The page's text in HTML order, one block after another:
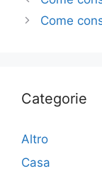
Come
Categorie
Altro
Casa